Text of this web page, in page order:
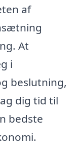
af
At
i
beslutning,
dig tid til
bedste